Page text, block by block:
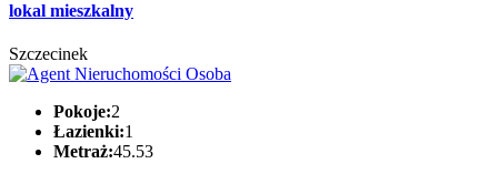
lokal mieszkalny
Szczecinek
Pokoje:2
Łazienki:1
Metraż:45.53